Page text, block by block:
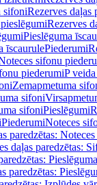
sifoniRezerves daļas
Rezerves
Pieslēguma
īscaurulePiederumi
sifonu
piederumiP
Zemapmetuma
sifoni
sifoniPieslēgumi
PiederumiNoteces
paredzētas:
daļas paredzētas:
paredzētas: